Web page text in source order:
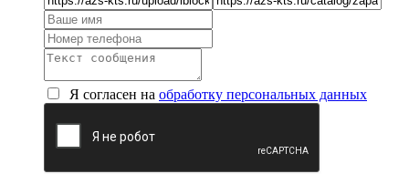
Я согласен на обработку персональных данных